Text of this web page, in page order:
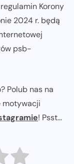
Korony
2024 r. będą
psb-
Polub nas na
motywacji
! Psst...